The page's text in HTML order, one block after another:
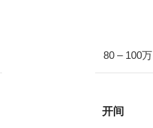
80 – 100万
开间